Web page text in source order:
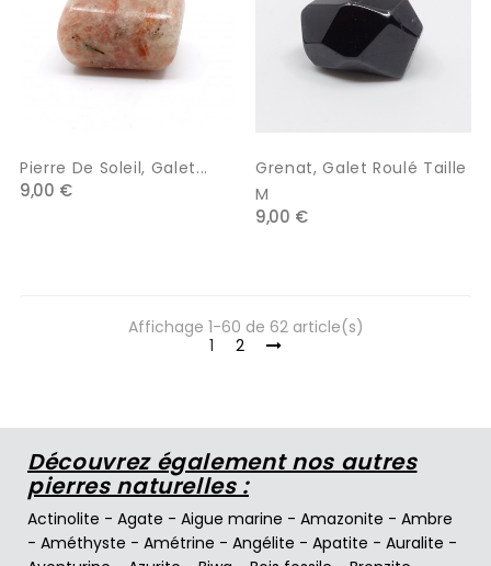
Pierre De Soleil, Galet...
9,00 €
Grenat, Galet Roulé Taille
M
9,00 €
Affichage 1-60 de 62 article(s)
1
2
Découvrez également nos autres
pierres naturelles :
Actinolite - Agate - Aigue marine - Amazonite - Ambre
- Améthyste - Amétrine - Angélite - Apatite - Auralite -